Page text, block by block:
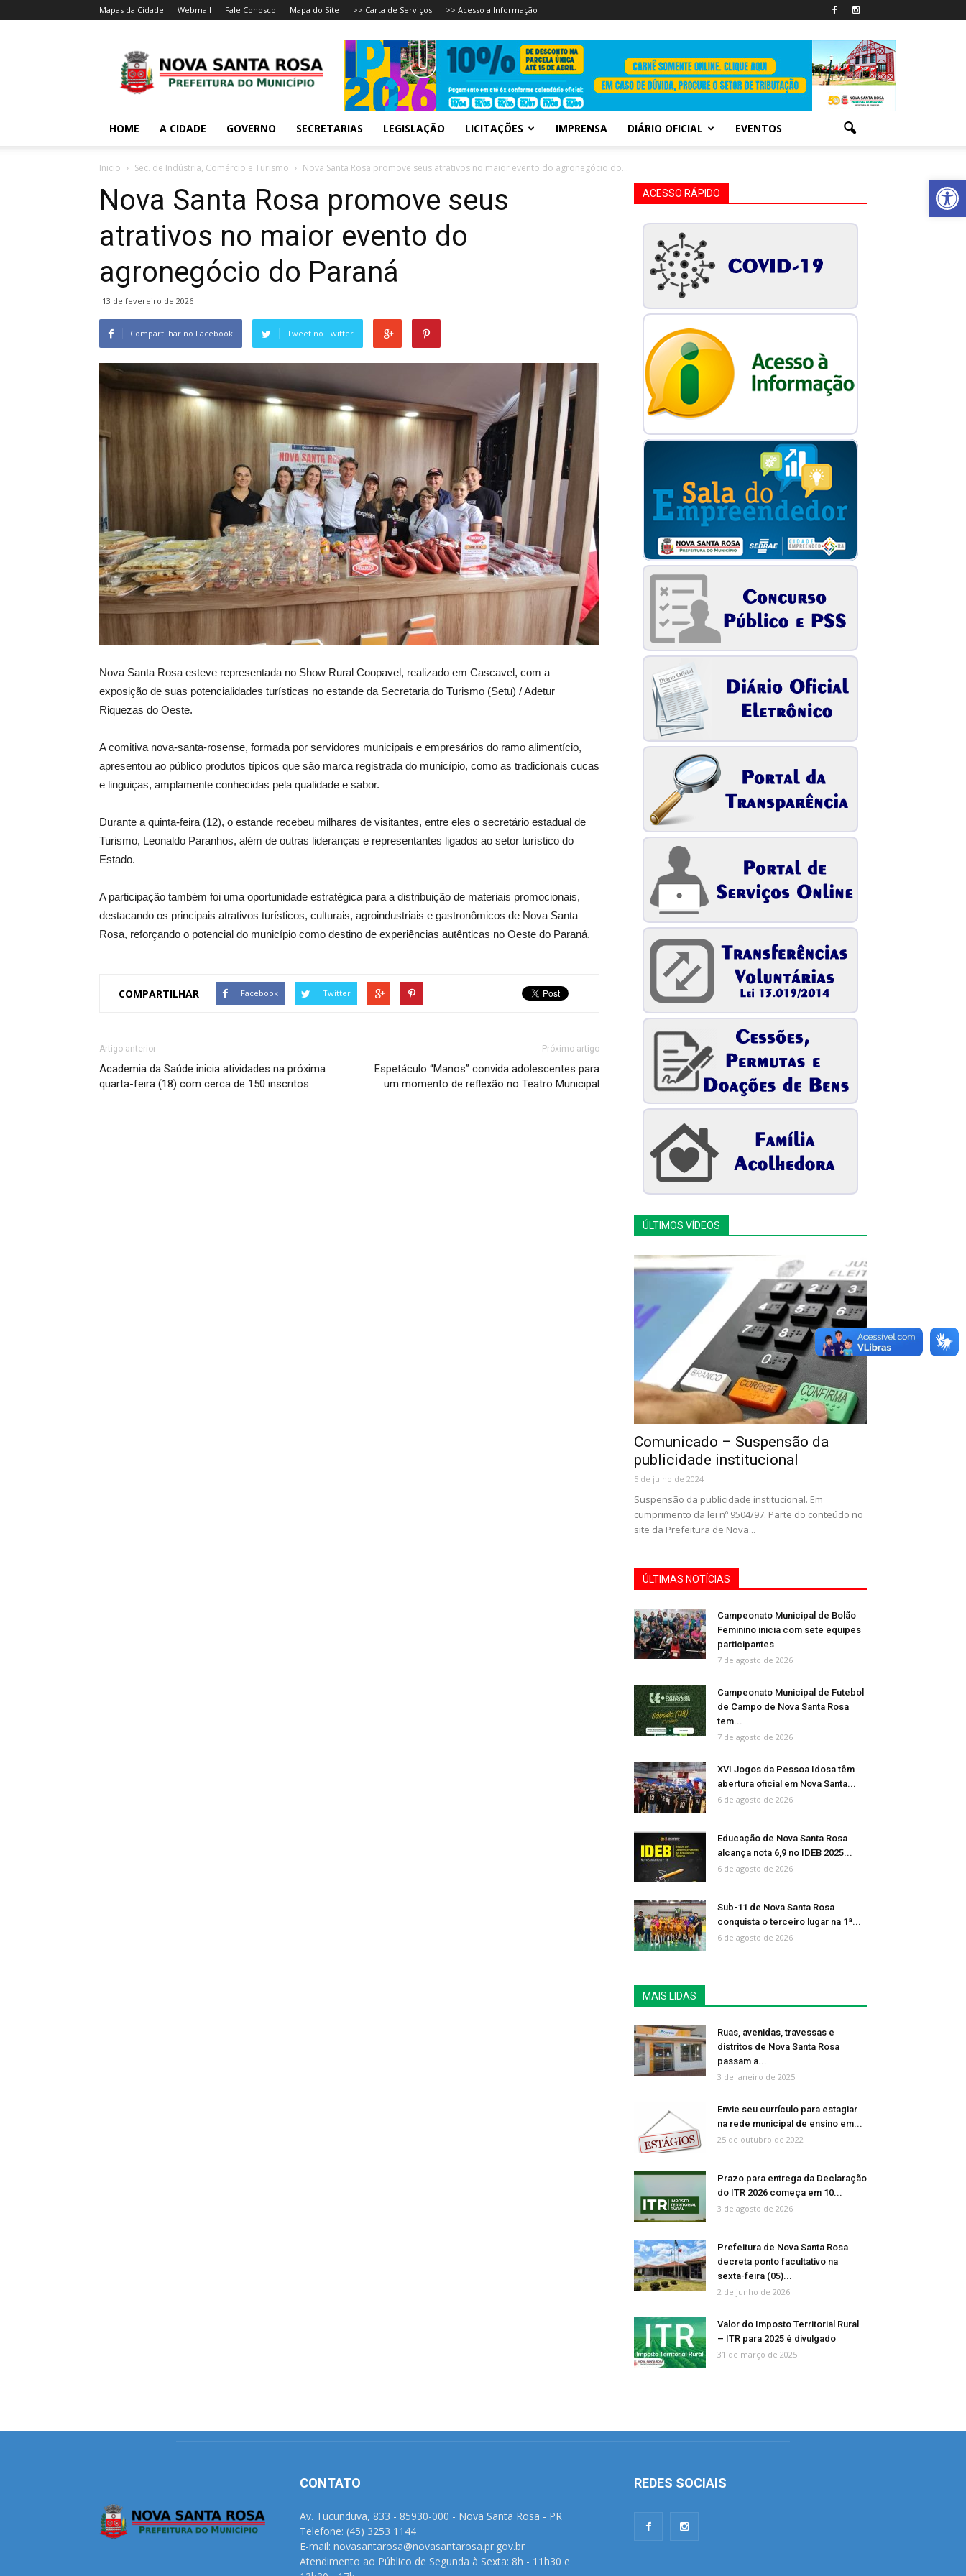
Abrir
Mapas da Cidade Webmail Fale Conosco Mapa do Site >> Carta de Serviços >> Acesso a Informação
HOME A CIDADE GOVERNO SECRETARIAS LEGISLAÇÃO LICITAÇÕES IMPRENSA DIÁRIO OFICIAL EVENTOS
Inicio Sec. de Indústria, Comércio e Turismo Nova Santa Rosa promove seus atrativos no maior evento do agronegócio do...
Nova Santa Rosa promove seus
atrativos no maior evento do
agronegócio do Paraná
13 de fevereiro de 2026
Compartilhar no Facebook Tweet no Twitter
Nova Santa Rosa esteve representada no Show Rural Coopavel, realizado em Cascavel, com a
exposição de suas potencialidades turísticas no estande da Secretaria do Turismo (Setu) / Adetur
Riquezas do Oeste.
A comitiva nova-santa-rosense, formada por servidores municipais e empresários do ramo alimentício,
apresentou ao público produtos típicos que são marca registrada do município, como as tradicionais cucas
e linguiças, amplamente conhecidas pela qualidade e sabor.
Durante a quinta-feira (12), o estande recebeu milhares de visitantes, entre eles o secretário estadual de
Turismo, Leonaldo Paranhos, além de outras lideranças e representantes ligados ao setor turístico do
Estado.
A participação também foi uma oportunidade estratégica para a distribuição de materiais promocionais,
destacando os principais atrativos turísticos, culturais, agroindustriais e gastronômicos de Nova Santa
Rosa, reforçando o potencial do município como destino de experiências autênticas no Oeste do Paraná.
COMPARTILHAR Facebook Twitter
Artigo anterior
Academia da Saúde inicia atividades na próxima
quarta-feira (18) com cerca de 150 inscritos
Próximo artigo
Espetáculo “Manos” convida adolescentes para
um momento de reflexão no Teatro Municipal
ACESSO RÁPIDO
ÚLTIMOS VÍDEOS
Comunicado – Suspensão da
publicidade institucional
5 de julho de 2024
Suspensão da publicidade institucional. Em
cumprimento da lei nº 9504/97. Parte do conteúdo no
site da Prefeitura de Nova...
ÚLTIMAS NOTÍCIAS
Campeonato Municipal de Bolão
Feminino inicia com sete equipes
participantes
7 de agosto de 2026
Campeonato Municipal de Futebol
de Campo de Nova Santa Rosa
tem...
7 de agosto de 2026
XVI Jogos da Pessoa Idosa têm
abertura oficial em Nova Santa...
6 de agosto de 2026
Educação de Nova Santa Rosa
alcança nota 6,9 no IDEB 2025...
6 de agosto de 2026
Sub-11 de Nova Santa Rosa
conquista o terceiro lugar na 1ª...
6 de agosto de 2026
MAIS LIDAS
Ruas, avenidas, travessas e
distritos de Nova Santa Rosa
passam a...
3 de janeiro de 2025
Envie seu currículo para estagiar
na rede municipal de ensino em...
25 de outubro de 2022
Prazo para entrega da Declaração
do ITR 2026 começa em 10...
3 de agosto de 2026
Prefeitura de Nova Santa Rosa
decreta ponto facultativo na
sexta-feira (05)...
2 de junho de 2026
Valor do Imposto Territorial Rural
– ITR para 2025 é divulgado
31 de março de 2025
CONTATO
Av. Tucunduva, 833 - 85930-000 - Nova Santa Rosa - PR
Telefone: (45) 3253 1144
E-mail: novasantarosa@novasantarosa.pr.gov.br
Atendimento ao Público de Segunda à Sexta: 8h - 11h30 e
REDES SOCIAIS